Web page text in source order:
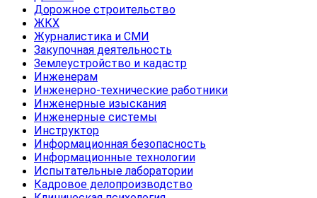
Дорожное строительство
ЖКХ
Журналистика и СМИ
Закупочная деятельность
Землеустройство и кадастр
Инженерам
Инженерно-технические работники
Инженерные изыскания
Инженерные системы
Инструктор
Информационная безопасность
Информационные технологии
Испытательные лаборатории
Кадровое делопроизводство